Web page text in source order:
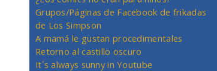
Grupos/Páginas de Facebook de frikadas
de Los Simpson
A mamá le gustan procedimentales
Retorno al castillo oscuro
It´s always sunny in Youtube